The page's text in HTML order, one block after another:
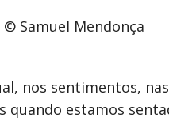
nos sentimentos,
quando estamos